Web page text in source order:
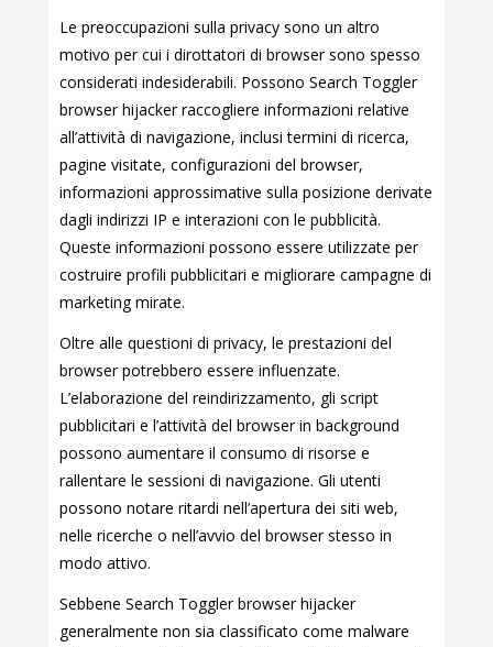
Le preoccupazioni sulla privacy sono un altro
motivo per cui i dirottatori di browser sono spesso
considerati indesiderabili. Possono Search Toggler
browser hijacker raccogliere informazioni relative
all’attività di navigazione, inclusi termini di ricerca,
pagine visitate, configurazioni del browser,
informazioni approssimative sulla posizione derivate
dagli indirizzi IP e interazioni con le pubblicità.
Queste informazioni possono essere utilizzate per
costruire profili pubblicitari e migliorare campagne di
marketing mirate.
Oltre alle questioni di privacy, le prestazioni del
browser potrebbero essere influenzate.
L’elaborazione del reindirizzamento, gli script
pubblicitari e l’attività del browser in background
possono aumentare il consumo di risorse e
rallentare le sessioni di navigazione. Gli utenti
possono notare ritardi nell’apertura dei siti web,
nelle ricerche o nell’avvio del browser stesso in
modo attivo.
Sebbene Search Toggler browser hijacker
generalmente non sia classificato come malware